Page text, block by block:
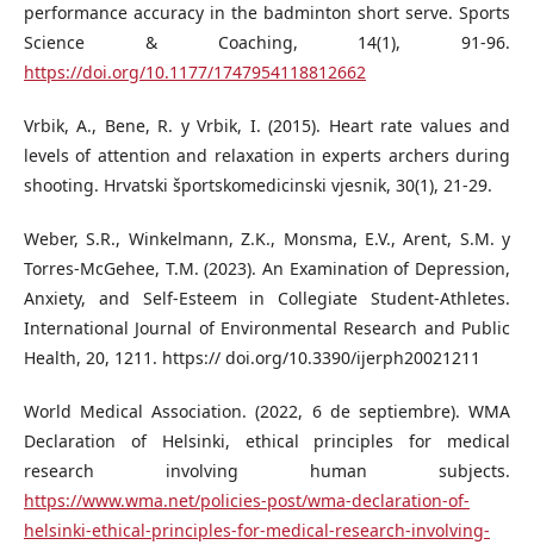
performance accuracy in the badminton short serve. Sports
Science & Coaching, 14(1), 91-96.
https://doi.org/10.1177/1747954118812662
Vrbik, A., Bene, R. y Vrbik, I. (2015). Heart rate values and
levels of attention and relaxation in experts archers during
shooting. Hrvatski športskomedicinski vjesnik, 30(1), 21-29.
Weber, S.R., Winkelmann, Z.K., Monsma, E.V., Arent, S.M. y
Torres-McGehee, T.M. (2023). An Examination of Depression,
Anxiety, and Self-Esteem in Collegiate Student-Athletes.
International Journal of Environmental Research and Public
Health, 20, 1211. https:// doi.org/10.3390/ijerph20021211
World Medical Association. (2022, 6 de septiembre). WMA
Declaration of Helsinki, ethical principles for medical
research involving human subjects.
https://www.wma.net/policies-post/wma-declaration-of-
helsinki-ethical-principles-for-medical-research-involving-